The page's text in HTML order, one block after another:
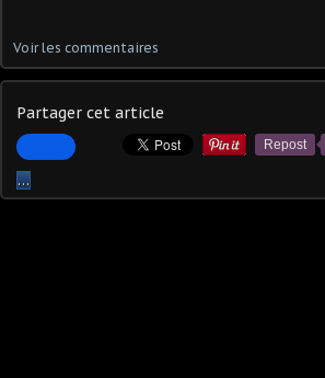
Voir les commentaires
Partager cet article
Repost
…